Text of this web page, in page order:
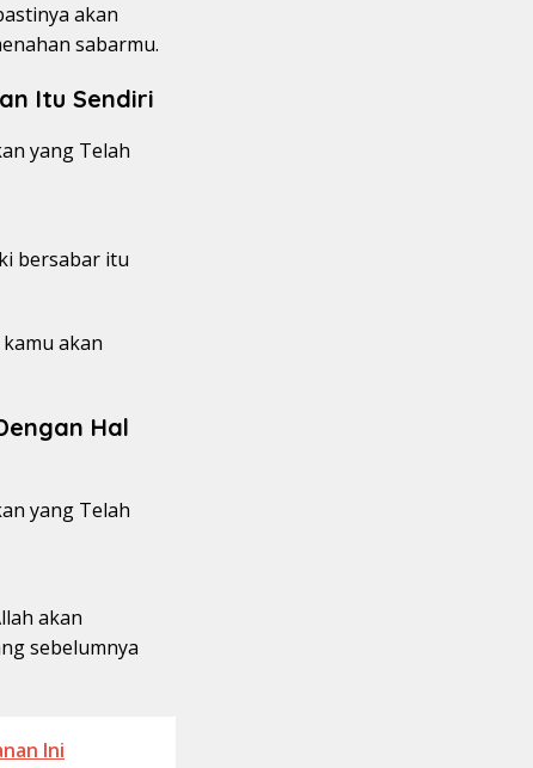
akan
sabarmu.
Itu Sendiri
bersabar itu
akan
Hal
akan
sebelumnya
Ini